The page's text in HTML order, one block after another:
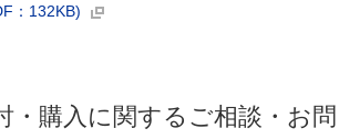
：132KB)
・購入に関するご相談・お問